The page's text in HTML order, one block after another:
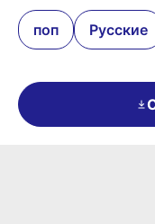
поп Русские